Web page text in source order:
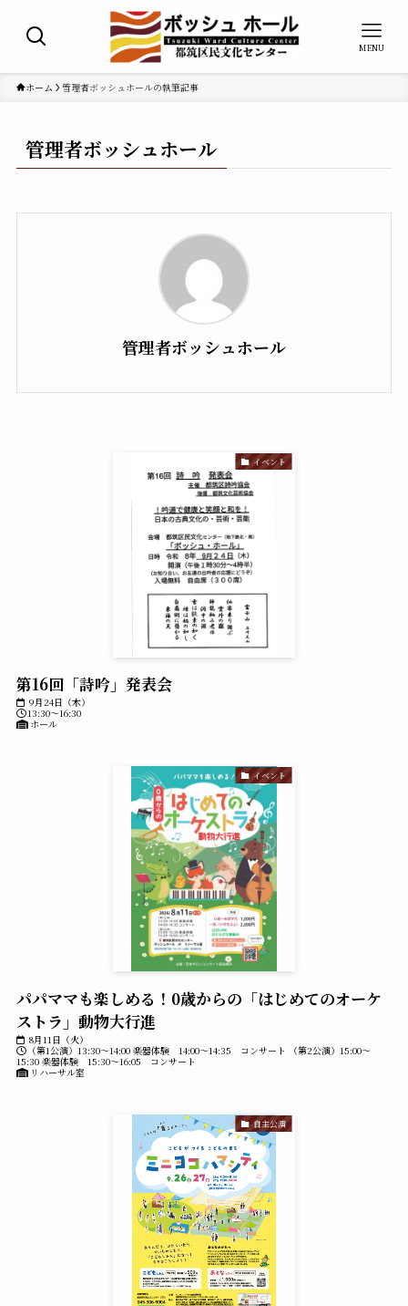
MENU
ホーム 管理者ボッシュホールの執筆記事
管理者ボッシュホール
管理者ボッシュホール
イベント
第16回「詩吟」発表会
9月24日（木）
13:30～16:30
ホール
イベント
パパママも楽しめる！0歳からの「はじめてのオーケ
ストラ」動物大行進
8月11日（火）
（第1公演）13:30～14:00 楽器体験 14:00～14:35 コンサート （第2公演）15:00～
15:30 楽器体験 15:30～16:05 コンサート
リハーサル室
自主公演